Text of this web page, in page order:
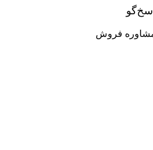
مشاوره فروش